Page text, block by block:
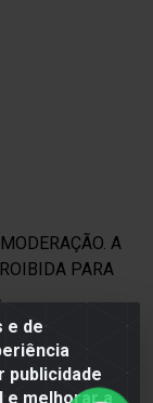
e de
publicidade
e melhorar a
A
PARA
- CEP 54800-